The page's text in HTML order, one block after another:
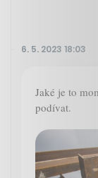
6. 5. 2023 18:03
Jaké je to
podívat.